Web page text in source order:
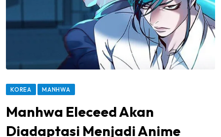
KOREA MANHWA
Manhwa Eleceed Akan
Diadaptasi Menjadi Anime